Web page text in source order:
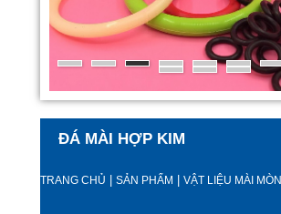
ĐÁ MÀI HỢP KIM
TRANG CHỦ SẢN PHẨM VẬT LIỆU MÀI MÒN